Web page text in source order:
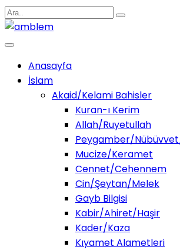
Anasayfa
İslam
Akaid/Kelami Bahisler
Kuran-ı Kerim
Allah/Ruyetullah
Peygamber/
Mucize/Keramet
Cennet/Cehennem
Cin/Şeytan/Melek
Gayb Bilgisi
Kabir/Ahiret/Haşir
Kader/Kaza
Kıyamet Alametleri